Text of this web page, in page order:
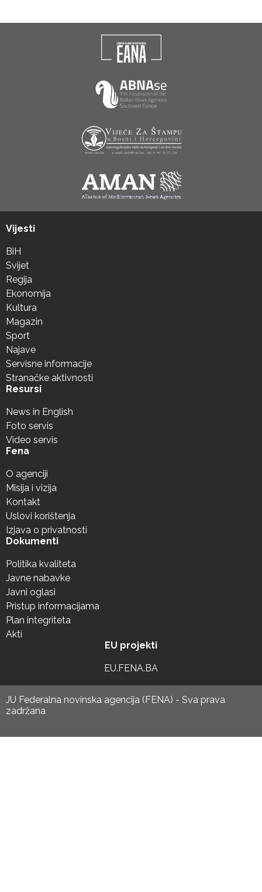
Vijesti
BiH
Svijet
Regija
Ekonomija
Kultura
Magazin
Sport
Najave
Servisne informacije
Stranačke aktivnosti
Resursi
News in English
Foto servis
Video servis
Fena
O agenciji
Misija i vizija
Kontakt
Uslovi korištenja
Izjava o privatnosti
Dokumenti
Politika kvaliteta
Javne nabavke
Javni oglasi
Pristup informacijama
Plan integriteta
Akti
EU projekti
EU.FENA.BA
JU Federalna novinska agencija (FENA) - Sva prava
zadržana